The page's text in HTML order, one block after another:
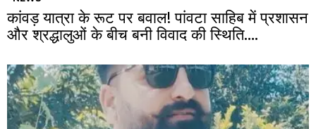
कांवड़ यात्रा के रूट पर बवाल! पांवटा साहिब में प्रशासन
और श्रद्धालुओं के बीच बनी विवाद की स्थिति….